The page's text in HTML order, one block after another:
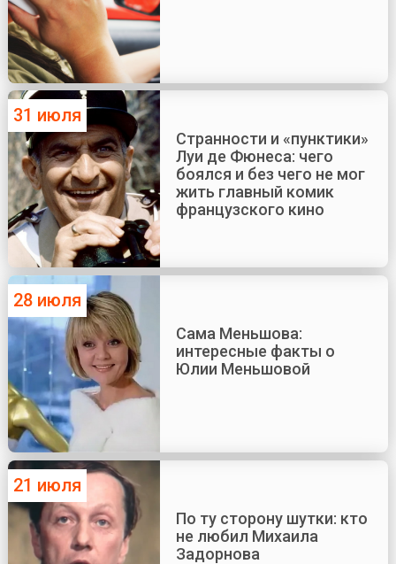
31 июля
Странности и «пунктики»
Луи де Фюнеса: чего
боялся и без чего не мог
жить главный комик
французского кино
28 июля
Сама Меньшова:
интересные факты о
Юлии Меньшовой
21 июля
По ту сторону шутки: кто
не любил Михаила
Задорнова